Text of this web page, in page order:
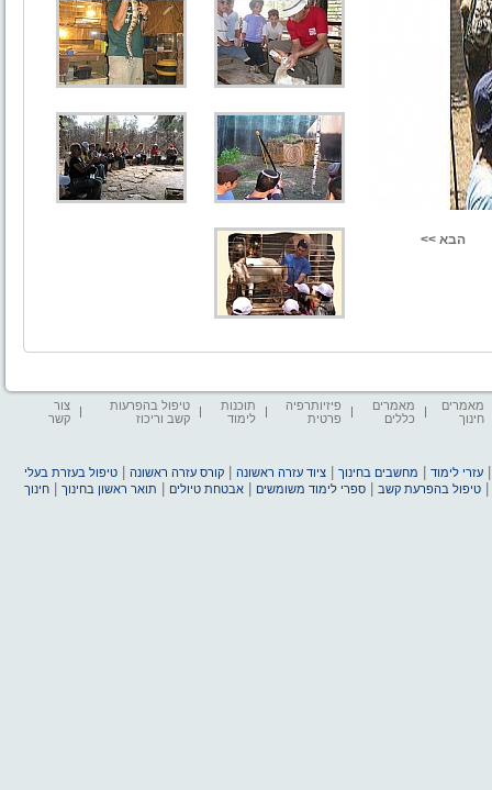
מאמרים
חינוך
מאמרים
כללים
פיזיותרפיה
פרטית
תוכנות
לימוד
טיפול בהפרעות
קשב וריכוז
צור
קשר
עזרי לימוד מחשבים בחינוך |ציוד עזרה ראשונה |קורס עזרה ראשונה |טיפול בעזרת בעלי
|טיפול בהפרעת קשב |ספרי לימוד משומשים |אבטחת טיולים תואר ראשון בחינוך |חינוך